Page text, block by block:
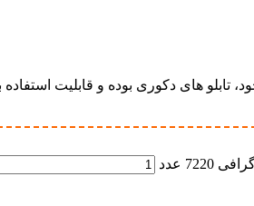
تابلو های دکوری بوده و قابلیت استفاده
عدد